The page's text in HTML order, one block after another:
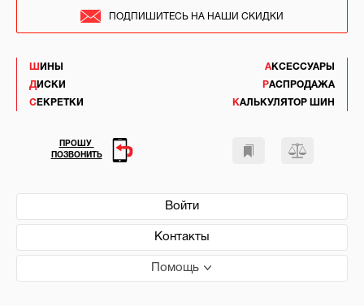
ШИНЫ
ДИСКИ
СЕКРЕТКИ
АКСЕССУАРЫ
РАСПРОДАЖА
КАЛЬКУЛЯТОР ШИН
Войти
Контакты
Помощь
ПОДПИШИТЕСЬ НА НАШИ СКИДКИ
ПРОШУ
ПОЗВОНИТЬ